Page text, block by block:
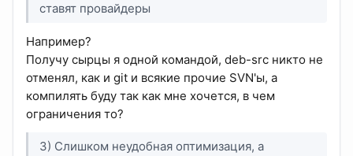
ставят провайдеры
Например?
Получу сырцы я одной командой, deb-src никто не
отменял, как и git и всякие прочие SVN'ы, а
компилять буду так как мне хочется, в чем
ограничения то?
3) Слишком неудобная оптимизация, а